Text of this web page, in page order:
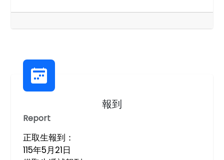
報到
Report
正取生報到：
115年5月21日